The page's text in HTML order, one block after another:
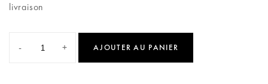
livraison
- + AJOUTER AU PANIER